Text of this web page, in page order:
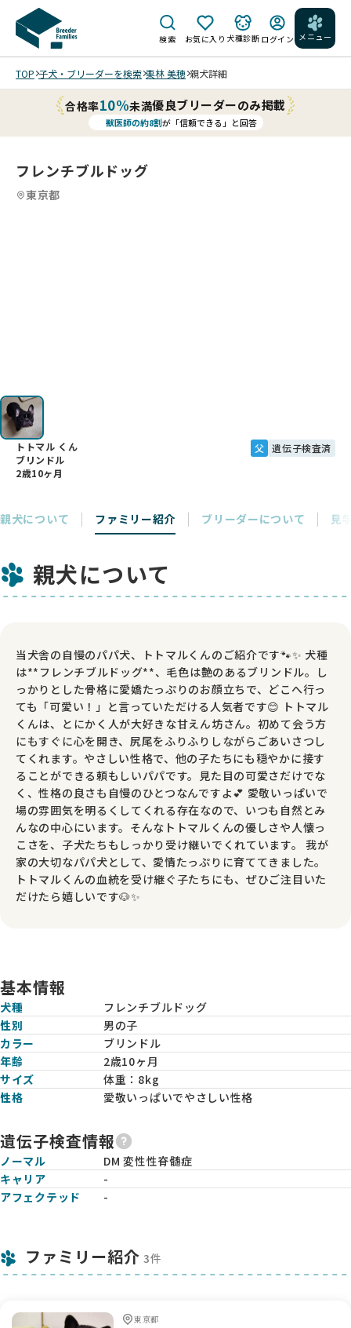
検索 お気に入り 犬種診断 ログイン メニュー
TOP 子犬・ブリーダーを検索 栗林 美穂 親犬詳細
合格率10%未満優良ブリーダーのみ掲載
獣医師の約8割が「信頼できる」と回答
フレンチブルドッグ
東京都
トトマル くん
ブリンドル
2歳10ヶ月
父 遺伝子検査済
親犬について ファミリー紹介 ブリーダーについて 見
親犬について
当犬舎の自慢のパパ犬、トトマルくんのご紹介です🐾✨ 犬種
は**フレンチブルドッグ**、毛色は艶のあるブリンドル。し
っかりとした骨格に愛嬌たっぷりのお顔立ちで、どこへ行っ
ても「可愛い！」と言っていただける人気者です😊 トトマル
くんは、とにかく人が大好きな甘えん坊さん。初めて会う方
にもすぐに心を開き、尻尾をふりふりしながらごあいさつし
てくれます。やさしい性格で、他の子たちにも穏やかに接す
ることができる頼もしいパパです。見た目の可愛さだけでな
く、性格の良さも自慢のひとつなんですよ💕 愛敬いっぱいで
場の雰囲気を明るくしてくれる存在なので、いつも自然とみ
んなの中心にいます。そんなトトマルくんの優しさや人懐っ
こさを、子犬たちもしっかり受け継いでくれています。 我が
家の大切なパパ犬として、愛情たっぷりに育ててきました。
トトマルくんの血統を受け継ぐ子たちにも、ぜひご注目いた
だけたら嬉しいです🐶✨
基本情報
犬種
フレンチブルドッグ
性別
男の子
カラー
ブリンドル
年齢
2歳10ヶ月
サイズ
体重： 8kg
性格
愛敬いっぱいでやさしい性格
遺伝子検査情報
ノーマル
DM 変性性脊髄症
キャリア
-
アフェクテッド
-
ファミリー紹介 3件
東京都